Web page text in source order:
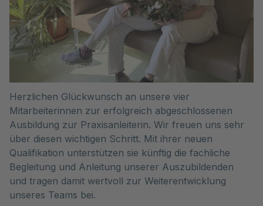
Herzlichen Glückwunsch an unsere vier
Mitarbeiterinnen zur erfolgreich abgeschlossenen
Ausbildung zur Praxisanleiterin. Wir freuen uns sehr
über diesen wichtigen Schritt. Mit ihrer neuen
Qualifikation unterstützen sie künftig die fachliche
Begleitung und Anleitung unserer Auszubildenden
und tragen damit wertvoll zur Weiterentwicklung
unseres Teams bei.